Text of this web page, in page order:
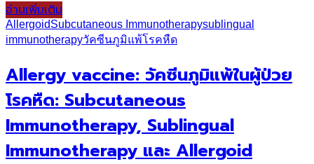
อ่านเพิ่มเติม
AllergoidSubcutaneous Immunotherapysublingual
immunotherapyวัคซีนภูมิแพ้โรคหืด
Allergy vaccine: วัคซีนภูมิแพ้ในผู้ป่วย
โรคหืด: Subcutaneous
Immunotherapy, Sublingual
Immunotherapy และ Allergoid